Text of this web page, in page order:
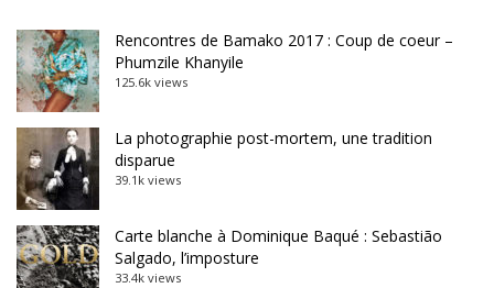
Rencontres de Bamako 2017 : Coup de coeur –
Phumzile Khanyile
125.6k views
La photographie post-mortem, une tradition
disparue
39.1k views
Carte blanche à Dominique Baqué : Sebastião
Salgado, l’imposture
33.4k views